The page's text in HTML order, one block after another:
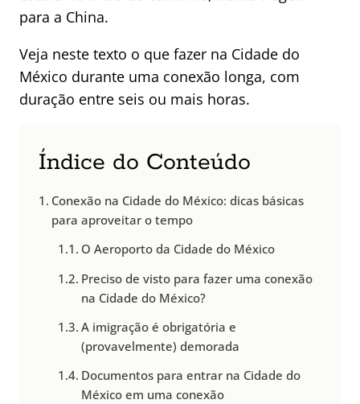
para a China.
Veja neste texto o que fazer na Cidade do
México durante uma conexão longa, com
duração entre seis ou mais horas.
Índice do Conteúdo
Conexão na Cidade do México: dicas básicas
para aproveitar o tempo
O Aeroporto da Cidade do México
Preciso de visto para fazer uma conexão
na Cidade do México?
A imigração é obrigatória e
(provavelmente) demorada
Documentos para entrar na Cidade do
México em uma conexão